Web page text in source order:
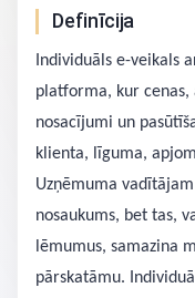
Definīcija
Individuāls e-veikals
platforma, kur
nosacījumi un
klienta, līguma,
Uzņēmuma
nosaukums, bet tas,
lēmumus, samazina
pārskatāmu.